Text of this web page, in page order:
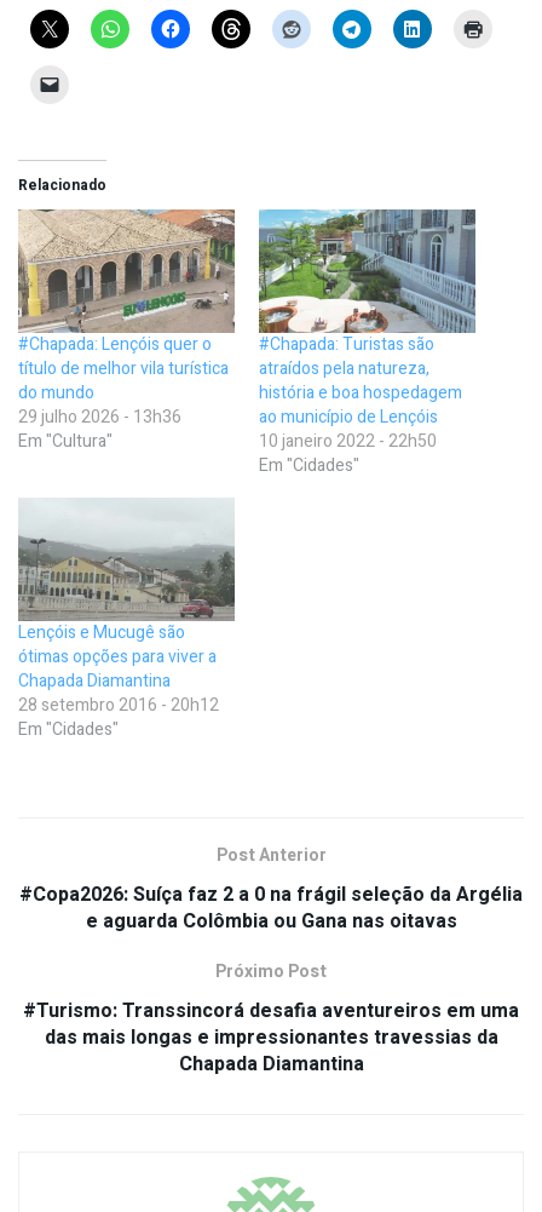
Relacionado
#Chapada: Lençóis quer o
título de melhor vila turística
do mundo
29 julho 2026 - 13h36
Em "Cultura"
#Chapada: Turistas são
atraídos pela natureza,
história e boa hospedagem
ao município de Lençóis
10 janeiro 2022 - 22h50
Em "Cidades"
Lençóis e Mucugê são
ótimas opções para viver a
Chapada Diamantina
28 setembro 2016 - 20h12
Em "Cidades"
Post Anterior
#Copa2026: Suíça faz 2 a 0 na frágil seleção da Argélia
e aguarda Colômbia ou Gana nas oitavas
Próximo Post
#Turismo: Transsincorá desafia aventureiros em uma
das mais longas e impressionantes travessias da
Chapada Diamantina